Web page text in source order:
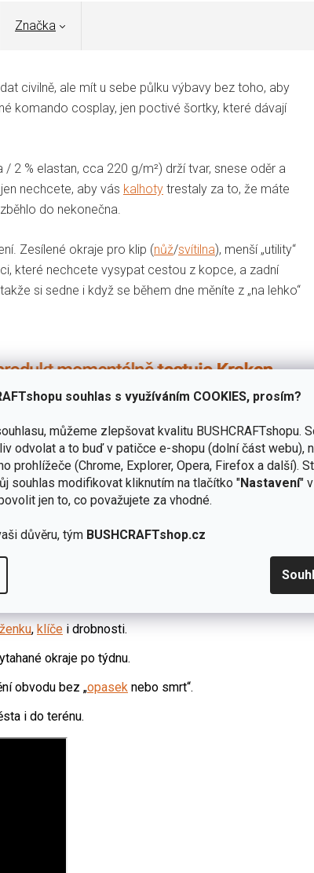
souhlas s využíváním COOKIES, prosím?
můžeme zlepšovat kvalitu BUSHCRAFTshopu.
odvolat a to buď v patičce e-shopu (dolní část webu),
prohlížeče (Chrome, Explorer, Opera, Firefox a další).
souhlas modifikovat kliknutím na tlačítko "Nastavení"
jen to, co považujete za vhodné.
důvěru, tým BUSHCRAFTshop.cz
Značka
civilně, ale mít u sebe půlku výbavy bez toho, aby
komando cosplay, jen poctivé šortky, které dávají
/ 2 % elastan, cca 220 g/m²) drží tvar, snese oděr a
nechcete, aby vás kalhoty trestaly za to, že máte
do nekonečna.
Zesílené okraje pro klip (nůž/svítilna), menší „utility“
které nechcete vysypat cestou z kopce, a zadní
si sedne i když se během dne měníte z „na lehko“
+ elastan = lepší pohyb).
, klíče i drobnosti.
okraje po týdnu.
obvodu bez „opasek nebo smrt“.
i do terénu.